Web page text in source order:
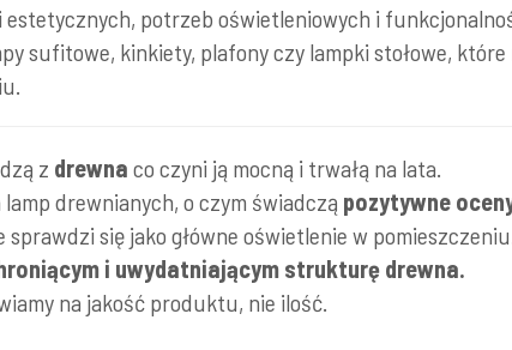
potrzeb oświetleniowych i
sufitowe, kinkiety, plafony czy lampki stołowe, które
z drewna co czyni ją mocną i trwałą na lata.
drewnianych, o czym świadczą pozytywne
się jako główne oświetlenie w
i uwydatniającym strukturę drewna.
na jakość produktu, nie ilość.